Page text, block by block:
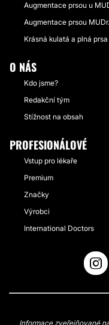
Augmentace prsou u
Augmentace prsou
Krásná kulatá a plná prsa
O NÁS
Kdo jsme?
Redakční tým
Stížnost na obsah
PROFESIONÁLOVÉ
Vstup pro lékaře
Premium
Značky
Výrobci
International Doctors
Informace zveřejňované